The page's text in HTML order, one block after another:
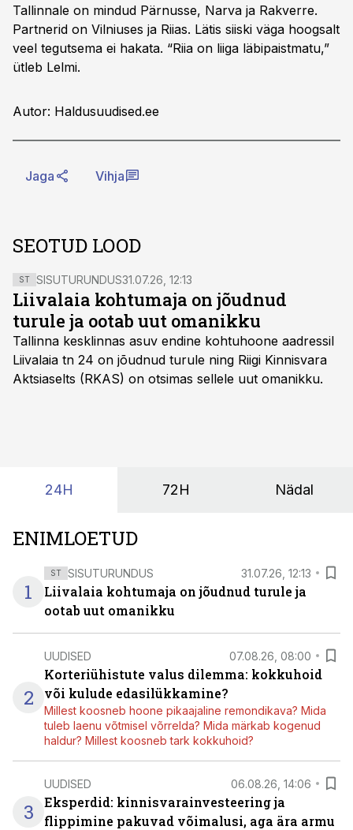
Tallinnale on mindud Pärnusse, Narva ja Rakverre.
Partnerid on Vilniuses ja Riias. Lätis siiski väga hoogsalt
veel tegutsema ei hakata. “Riia on liiga läbipaistmatu,”
ütleb Lelmi.
Autor: Haldusuudised.ee
Jaga Vihja
SEOTUD LOOD
ST SISUTURUNDUS31.07.26, 12:13
Liivalaia kohtumaja on jõudnud
turule ja ootab uut omanikku
Tallinna kesklinnas asuv endine kohtuhoone aadressil
Liivalaia tn 24 on jõudnud turule ning Riigi Kinnisvara
Aktsiaselts (RKAS) on otsimas sellele uut omanikku.
24H 72H Nädal
ENIMLOETUD
1
ST SISUTURUNDUS 31.07.26, 12:13
Liivalaia kohtumaja on jõudnud turule ja
ootab uut omanikku
2
UUDISED 07.08.26, 08:00
Korteriühistute valus dilemma: kokkuhoid
või kulude edasilükkamine?
Millest koosneb hoone pikaajaline remondikava? Mida
tuleb laenu võtmisel võrrelda? Mida märkab kogenud
haldur? Millest koosneb tark kokkuhoid?
3
UUDISED 06.08.26, 14:06
Eksperdid: kinnisvarainvesteering ja
flippimine pakuvad võimalusi, aga ära armu